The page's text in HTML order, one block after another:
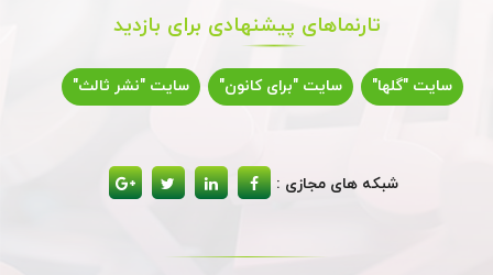
تارنماهای پیشنهادی برای بازدید
سایت "گلها" سایت "برای کانون" سایت "نشر ثالث"
شبکه های مجازی :